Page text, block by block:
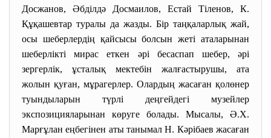
Досжанов, Әбділдә Досмаилов, Естай Тіленов, К.
Құқашевтар туралы да жазды. Бір таңқаларлық жай,
осы шеберлердің қайсысы болсын жеті аталарынан
шеберлікті мирас еткен әрі бесаспап шебер, әрі
зергерлік, ұсталық мектебін жалғастырушы, ата
жолын қуған, мұрагерлер. Олардың жасаған қолөнер
туындыларын түрлі деңгейдегі музейлер
экспозицияларынан көруге болады. Мысалы, Ә.Х.
Марғұлан еңбегінен аты танымал Н. Кәрібаев жасаған